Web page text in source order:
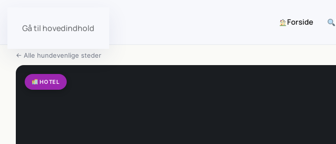
Gå til hovedindhold
Forside
← Alle hundevenlige steder
HOTEL